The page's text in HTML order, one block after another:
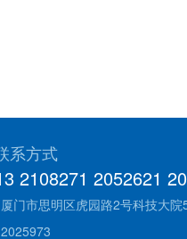
税
年8
系方式
2108271 2052621
门市思明区虎园路2号科技大